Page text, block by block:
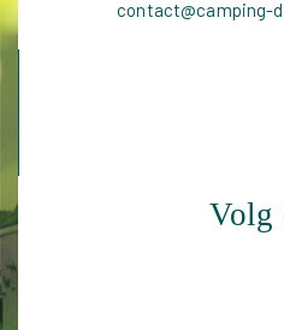
contact@camping-
Volg